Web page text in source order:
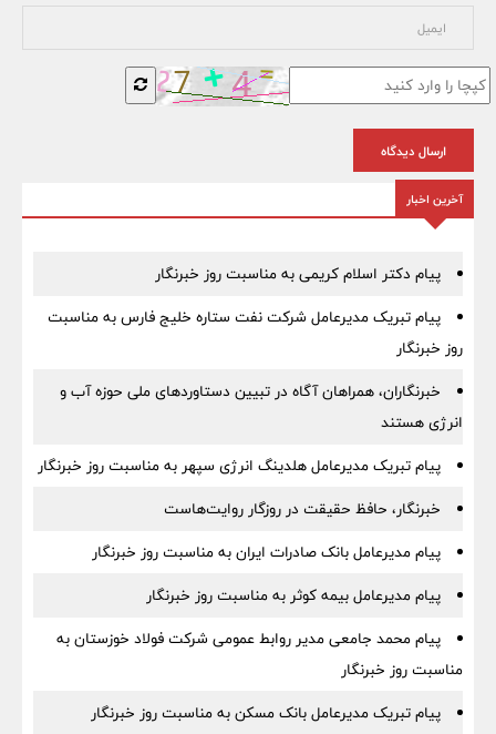
ارسال دیدگاه
آخرین اخبار
پیام دکتر اسلام کریمی به مناسبت روز خبرنگار
پیام تبریک مدیرعامل شرکت نفت ستاره خلیج فارس به مناسبت
روز خبرنگار
خبرنگاران، همراهان آگاه در تبیین دستاوردهای ملی حوزه آب و
انرژی هستند
پیام تبریک مدیرعامل هلدینگ انرژی سپهر به مناسبت روز خبرنگار
خبرنگار، حافظ حقیقت در روزگار روایت‌هاست
پیام مدیرعامل بانک صادرات ایران به مناسبت روز خبرنگار
پیام مدیرعامل بیمه کوثر به مناسبت روز خبرنگار
پیام محمد جامعی مدیر روابط عمومی شرکت فولاد خوزستان به
مناسبت روز خبرنگار
پیام تبریک مدیرعامل بانک مسکن به مناسبت روز خبرنگار